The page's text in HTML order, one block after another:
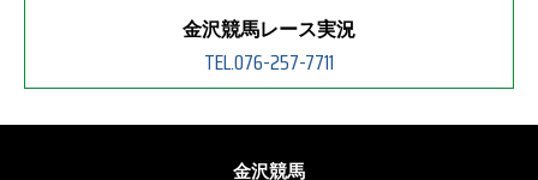
金沢競馬レース実況
TEL.076-257-7711
金沢競馬